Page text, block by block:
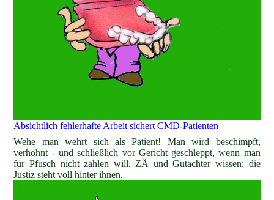
Absichtlich fehlerhafte Arbeit sichert CMD-Patienten
Wehe man wehrt sich als Patient! Man wird beschimpft,
verhöhnt - und schließlich vor Gericht geschleppt, wenn man
für Pfusch nicht zahlen will. ZÄ und Gutachter wissen: die
Justiz steht voll hinter ihnen.